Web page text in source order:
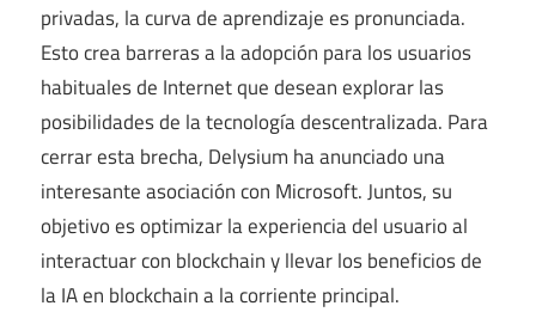
privadas, la curva de aprendizaje es pronunciada.
Esto crea barreras a la adopción para los usuarios
habituales de Internet que desean explorar las
posibilidades de la tecnología descentralizada. Para
cerrar esta brecha, Delysium ha anunciado una
interesante asociación con Microsoft. Juntos, su
objetivo es optimizar la experiencia del usuario al
interactuar con blockchain y llevar los beneficios de
la IA en blockchain a la corriente principal.